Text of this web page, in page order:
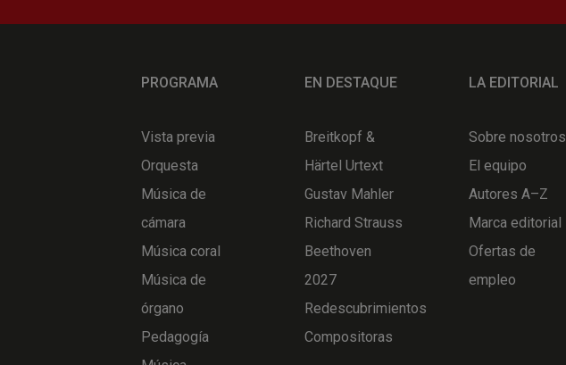
PROGRAMA
Vista previa
Orquesta
Música de
cámara
Música coral
Música de
órgano
Pedagogía
EN DESTAQUE
Breitkopf &
Härtel Urtext
Gustav Mahler
Richard Strauss
Beethoven
2027
Redescubrimientos
Compositoras
LA EDITORIAL
Sobre nosotros
El equipo
Autores A–Z
Marca editorial
Ofertas de
empleo